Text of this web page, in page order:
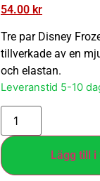
54.00 kr
Tre par Disney
tillverkade av en
och elastan.
Leveranstid 5-10
Lägg till i